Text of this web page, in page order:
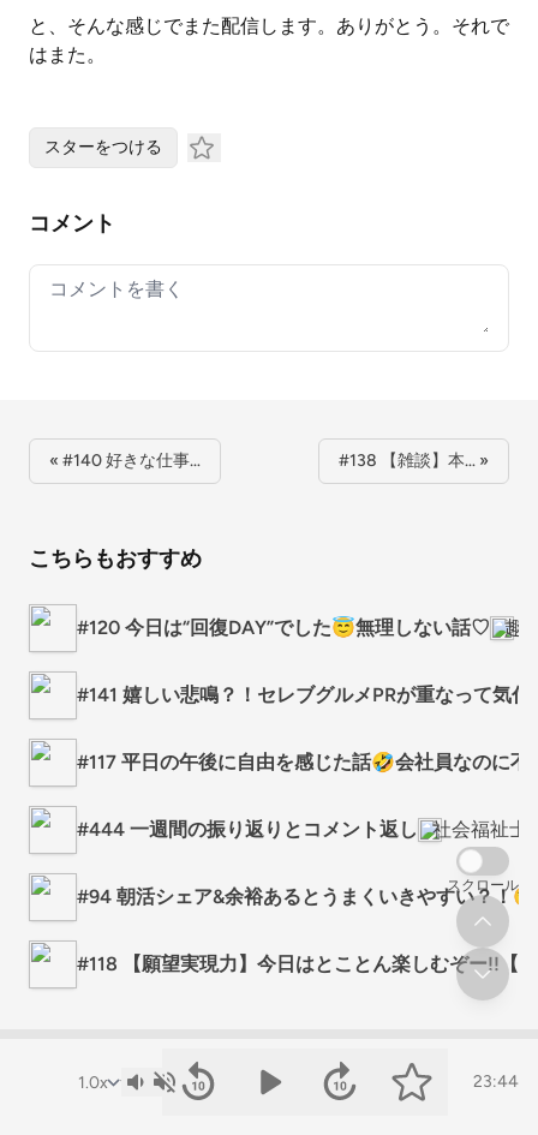
と、そんな感じでまた配信します。ありがとう。それで
はまた。
23:44
スターをつける
コメント
Your comment
« #140 好きな仕事… #138 【雑談】本… »
こちらもおすすめ
#120 今日は“回復DAY”でした😇無理しない話♡ 趣
#141 嬉しい悲鳴？！セレブグルメPRが重なって気
#117 平日の午後に自由を感じた話🤣会社員なのに
#444 一週間の振り返りとコメント返し 社会福祉士
#94 朝活シェア&余裕あるとうまくいきやすい？！😌
#118 【願望実現力】今日はとことん楽しむぞー!!【
スクロール